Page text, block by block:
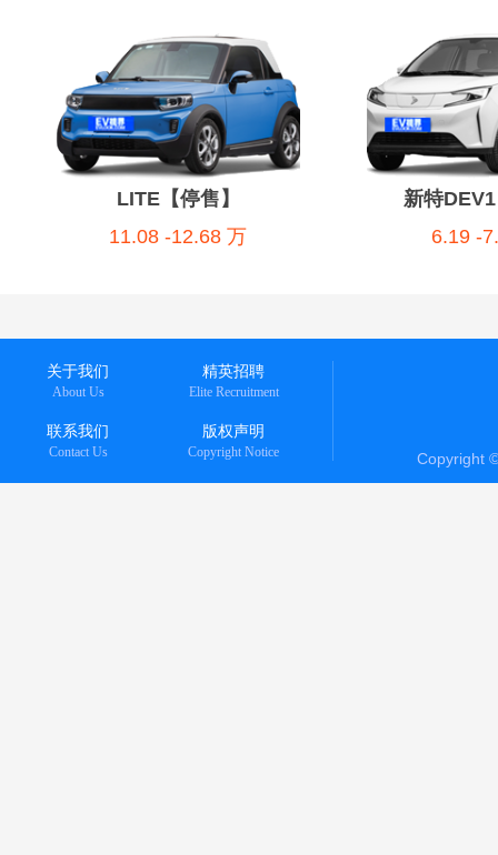
LITE【停售】
11.08 -12.68 万
新特
6.19 -
关于我们
About Us
精英招聘
Elite Recruitment
联系我们
Contact Us
版权声明
Copyright Notice Copyright